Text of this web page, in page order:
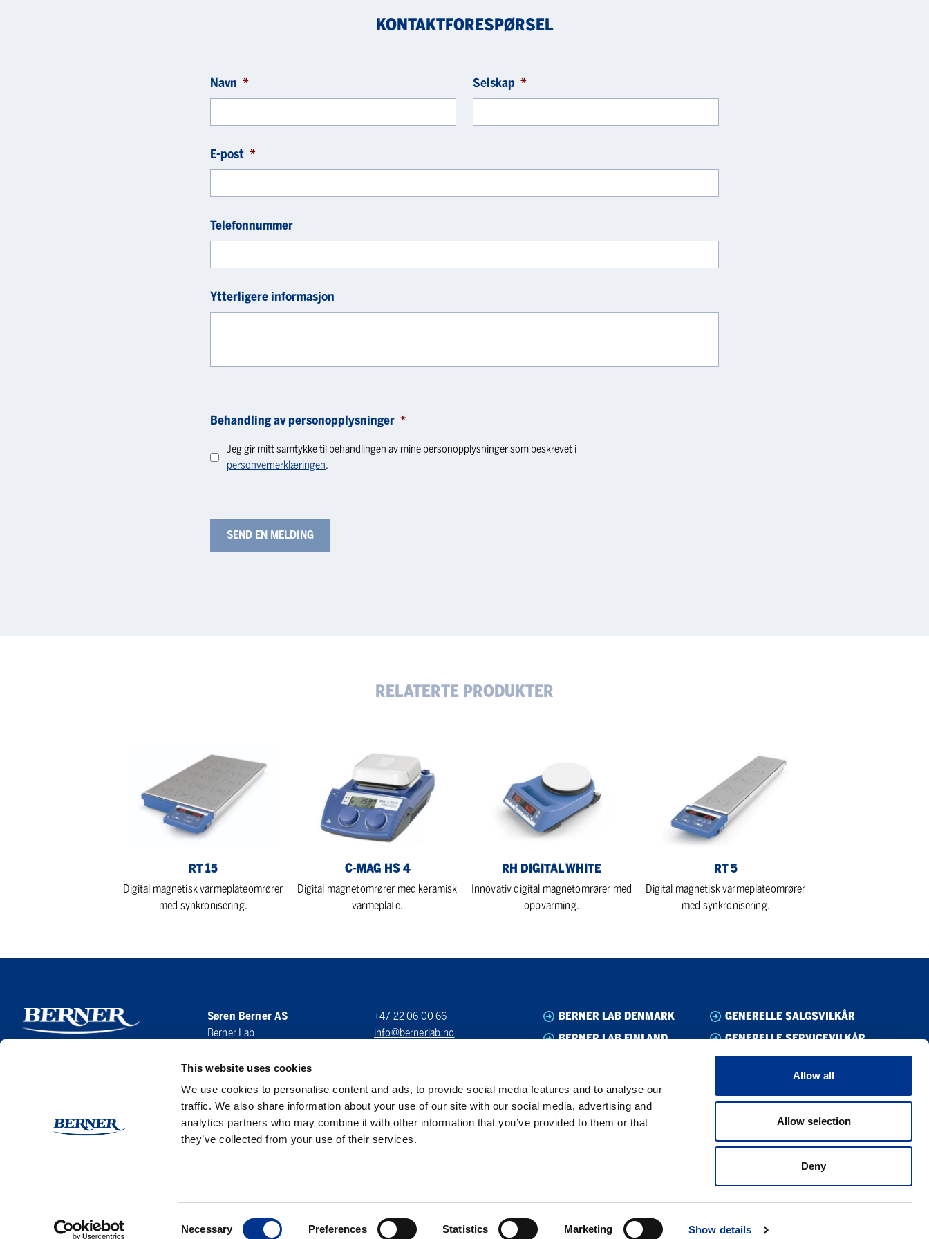
This website uses cookies
We use cookies to personalise content and ads, to provide social media features and to analyse our
traffic. We also share information about your use of our site with our social media, advertising and
analytics partners who may combine it with other information that you’ve provided to them or that
they’ve collected from your use of their services.
Necessary Preferences Statistics Marketing Show details
Allow all
Allow selection
Deny
KONTAKTFORESPØRSEL
Navn * Selskap *
E-post *
Telefonnummer
Ytterligere informasjon
Behandling av personopplysninger *
Jeg gir mitt samtykke til behandlingen av mine personopplysninger som beskrevet i
personvernerklæringen.
RELATERTE PRODUKTER
RT 15
Digital magnetisk varmeplateomrører
med synkronisering.
C-MAG HS 4
Digital magnetomrører med keramisk
varmeplate.
RH DIGITAL WHITE
Innovativ digital magnetomrører med
oppvarming.
RT 5
Digital magnetisk varmeplateomrører
med synkronisering.
Søren Berner AS
Berner Lab
0275 Oslo
+47 22 06 00 66
info@bernerlab.no
BERNER LAB DENMARK
BERNER LAB FINLAND
GENERELLE SALGSVILKÅR
GENERELLE SERVICEVILKÅR
VARSLING/WHISTLEBLOWING
ETISKE RETNINGSLINJER
CODE OF CONDUCT SUPPLIER
PRIVACY POLICY
COOKIE POLICY